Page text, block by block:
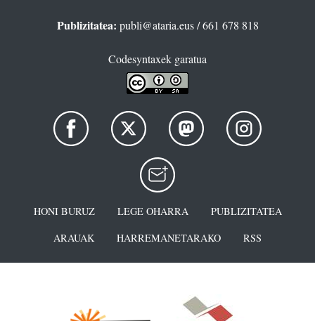
Publizitatea: publi@ataria.eus/ 661 678 818
Codesyntaxek garatua
HONI BURUZ LEGE OHARRA
PUBLIZITATEA
ARAUAK
HARREMANETARAKO RSS